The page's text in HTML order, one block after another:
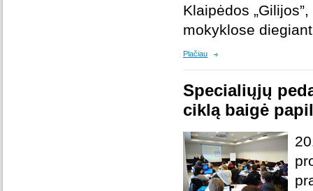
Klaipėdos
mokyklose
Plačiau
Specialiųjų
ciklą baigė